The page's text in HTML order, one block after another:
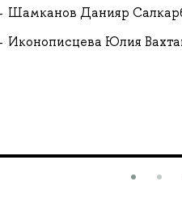
Шамканов Данияр
Иконописцева Юлия